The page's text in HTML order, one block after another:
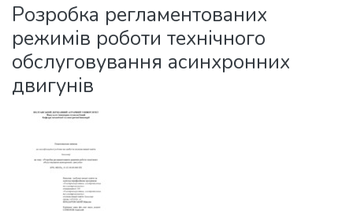
Statistics
Розробка регламентованих
режимів роботи технічного
обслуговування асинхронних
двигунів